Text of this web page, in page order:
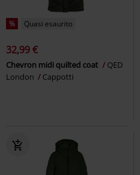
% Quasi esaurito
32,99 €
Chevron midi quilted coat
QED
London
Cappotti